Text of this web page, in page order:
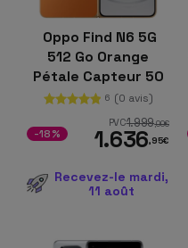
Oppo Find N6 5G
512 Go Orange
Pétale Capteur 50
Mpx 16 Go de RAM
Batterie de 6000
mAh
6 (0 avis)
PVC1.999,00€
1.636,95€
-18%
Recevez-le mardi,
11 août